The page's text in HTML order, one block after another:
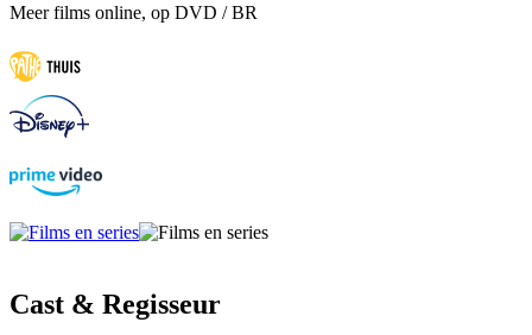
Meer films online, op DVD / BR
Cast & Regisseur